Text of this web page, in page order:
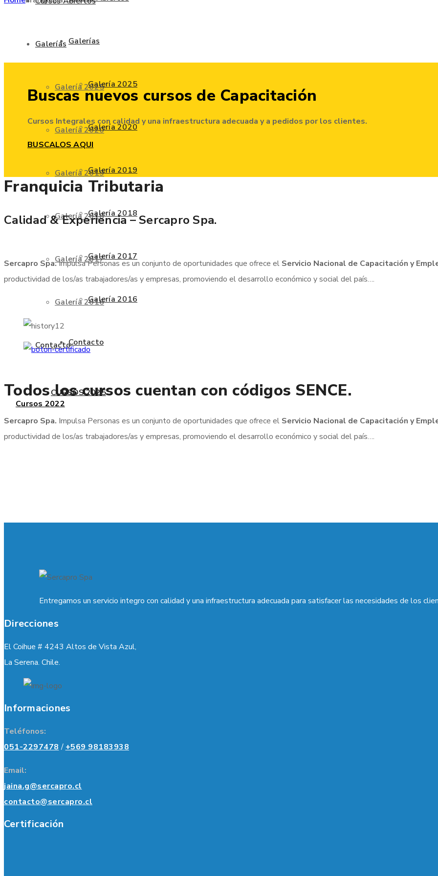
Galerías
Galería 2025
Galería 2020
Galería 2019
Galería 2018
Galería 2017
Galería 2016
Contacto
Cursos 2022
Galerías
Galería 2025
Galería 2020
Galería 2019
Galería 2018
Galería 2017
Galería 2016
Contacto
CURSOS 2025
Buscasnuevos cursos de Capacitación
Cursos Integrales con calidad y una infraestructura adecuada y a pedidos por los clientes.
BUSCALOS AQUI
Franquicia Tributaria
Calidad & Experiencia – Sercapro Spa.
Sercapro Spa.Impulsa Personas es un conjunto de oportunidades que ofrece el Servicio Nacional de Capacitación y
productividad de los/as trabajadores/as y empresas, promoviendo el desarrollo económico y social del país….
Todos los cursos cuentan con códigos SENCE.
Sercapro Spa. Impulsa Personas es un conjunto de oportunidades que ofrece el Servicio Nacional de Capacitación y
productividad de los/as trabajadores/as y empresas, promoviendo el desarrollo económico y social del país….
Entregamos un servicio integro con calidad y una infraestructura adecuada para satisfacer las necesidades de los
Direcciones
El Coihue # 4243 Altos de Vista Azul,
La Serena. Chile.
Informaciones
Teléfonos:
051-2297478 / +569 98183938
Email:
jaina.g@sercapro.cl
contacto@sercapro.cl
Certificación